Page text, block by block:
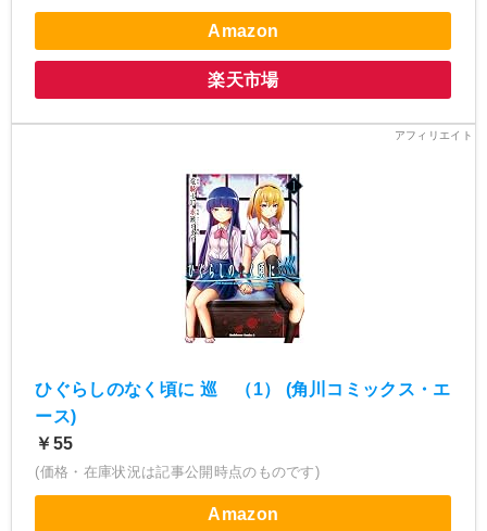
Amazon
楽天市場
ひぐらしのなく頃に 巡 （1） (角川コミックス・エ
ース)
￥55
(価格・在庫状況は記事公開時点のものです)
Amazon